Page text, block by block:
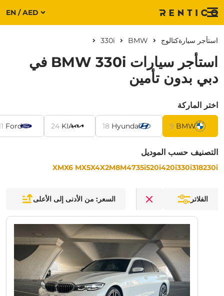
EN / AED
Menu
استأجر سيارات BMW 330i في
دبي بدون تأمين
استأجر سيارةكتالوج BMW
330i
اختر الماركة
BMW
9
Hyundai
18
KIA
24
Ford
التصنيف حسب الموديل
230i
318
330i
420i
520i
735i
M4
M8
X2
X4
X5
X6 M
XM
الفلاتر
Clear filters
السعر: من الأدنى إلى الأعلى
30% OFF